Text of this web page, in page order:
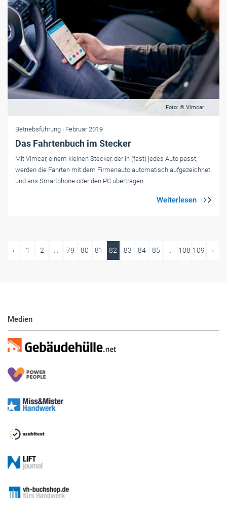
Foto: © Vimcar
Betriebsführung | Februar 2019
Das Fahrtenbuch im Stecker
Mit Vimcar, einem kleinen Stecker, der in (fast) jedes Auto passt,
werden die Fahrten mit dem Firmenauto automatisch aufgezeichnet
und ans Smartphone oder den PC übertragen.
‹ 1 2 ... 79 80 81 82 83 84 85 ... 108 109 ›
Medien